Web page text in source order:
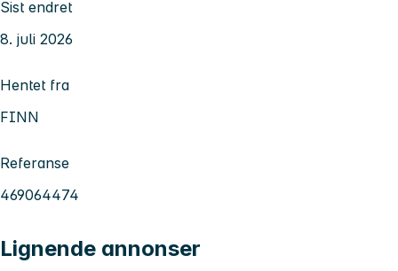
Sist endret
8. juli 2026
Hentet fra
FINN
Referanse
469064474
Lignende annonser